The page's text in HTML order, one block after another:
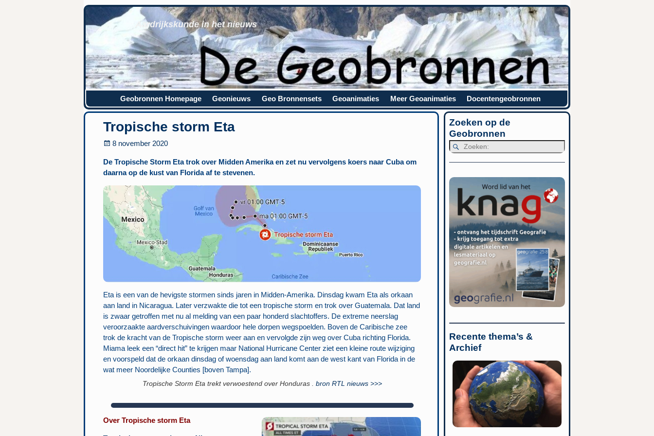
Aardrijkskunde in het nieuws
Geobronnen Homepage Geonieuws Geo Bronnensets Geoanimaties Meer Geoanimaties Docentengeobronnen
Tropische storm Eta
8 november 2020
De Tropische Storm Eta trok over Midden Amerika en zet nu vervolgens koers naar Cuba om
daarna op de kust van Florida af te stevenen.
Eta is een van de hevigste stormen sinds jaren in Midden-Amerika. Dinsdag kwam Eta als orkaan
aan land in Nicaragua. Later verzwakte die tot een tropische storm en trok over Guatemala. Dat land
is zwaar getroffen met nu al melding van een paar honderd slachtoffers. De extreme neerslag
veroorzaakte aardverschuivingen waardoor hele dorpen wegspoelden. Boven de Caribische zee
trok de kracht van de Tropische storm weer aan en vervolgde zijn weg over Cuba richting Florida.
Miama leek een “direct hit” te krijgen maar National Hurricane Center ziet een kleine route wijziging
en voorspeld dat de orkaan dinsdag of woensdag aan land komt aan de west kant van Florida in de
wat meer Noordelijke Counties [boven Tampa].
Tropische Storm Eta trekt verwoestend over Honduras . bron RTL nieuws >>>
Over Tropische storm Eta
Zoeken op de
Geobronnen
Recente thema’s &
Archief